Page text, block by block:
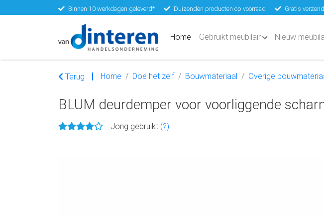
Binnen 10 werkdagen geleverd* Duizenden producten op voorraad Gratis
Home (current)
Gebruikt meubilair Nieuw
Terug Home Doe het zelf Bouwmateriaal Overige
BLUM deurdemper voor voorliggende
Jong gebruikt (?)